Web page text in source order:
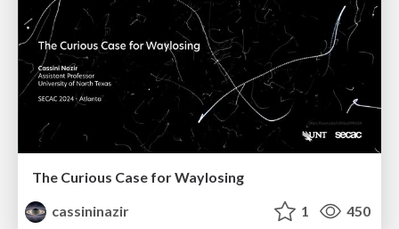
The Curious Case for Waylosing
cassininazir
1 450